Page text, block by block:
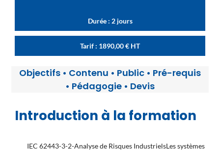
Durée : 2 jours
Tarif : 1890,00€ HT
Objectifs • Contenu • Public • Pré-requis
• Pédagogie • Devis
Introduction à la formation
IEC 62443-3-2-Analyse de Risques IndustrielsLes systèmes